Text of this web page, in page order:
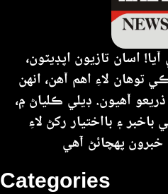
Categories
اسان تازيون اپڊيٽون،
توهان لاءِ اهم آهن، انهن
آهيون. ڊيلي ڪلياڻ ۾،
۽ بااختيار رکڻ لاءِ